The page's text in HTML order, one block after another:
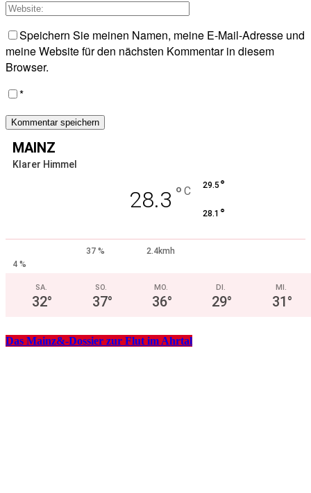
Speichern Sie meinen Namen, meine E-Mail-Adresse und
meine Website für den nächsten Kommentar in diesem
Browser.
*
MAINZ
Klarer Himmel
28.3 ° C 29.5 °
28.1 °
37 %
2.4kmh
4 %
SA.
32°
SO.
37°
MO.
36°
DI.
29°
MI.
31°
Das Mainz&-Dossier zur Flut im Ahrtal